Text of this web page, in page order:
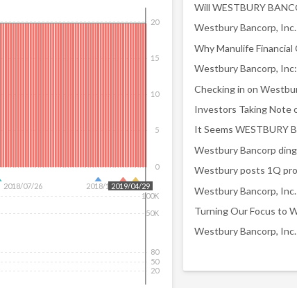
2018/07/26 2018/12/31
0
5
10
15
20
2019/04/29
50K
100K
20
50
80
Checking in on
Westbury Bancorp
Westbury posts 1Q
Turning Our Focus to
Westbury Bancorp,